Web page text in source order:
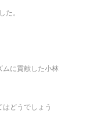
た。
ムに貢献した小林
どうでしょう